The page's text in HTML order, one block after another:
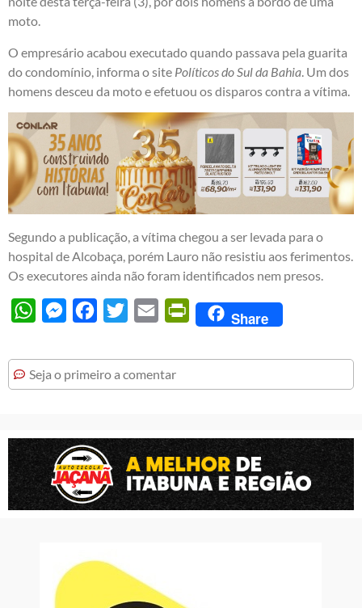
moto.
O empresário acabou executado quando passava pela guarita
do condomínio, informa o site Políticos do Sul da Bahia. Um dos
homens desceu da moto e efetuou os disparos contra a vítima.
Segundo a publicação, a vítima chegou a ser levada para o
hospital de Alcobaça, porém Lauro não resistiu aos ferimentos.
Os executores ainda não foram identificados nem presos.
WhatsAppMessengerFacebook
Twitter Email PrintFriendly
Share
Seja o primeiro a comentar